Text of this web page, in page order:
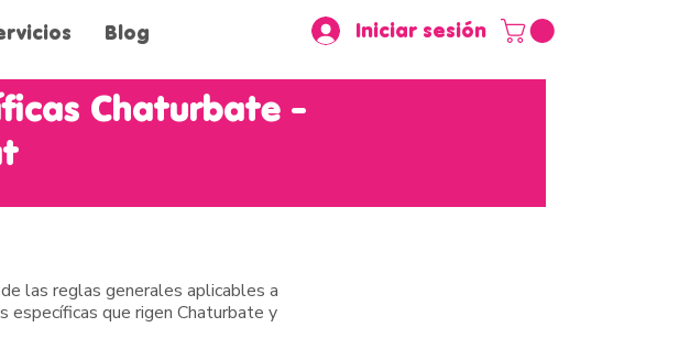
Blog Iniciar sesión
Chaturbate -
las reglas generales aplicables a
específicas que rigen Chaturbate y